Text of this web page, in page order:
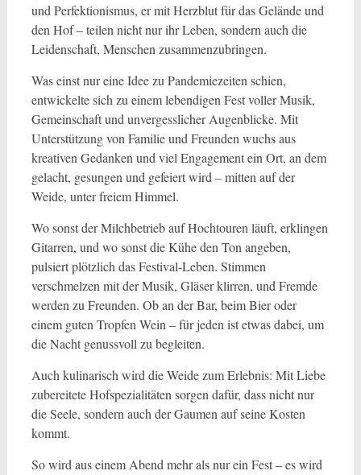
und Perfektionismus, er mit Herzblut für das Gelände und
den Hof – teilen nicht nur ihr Leben, sondern auch die
Leidenschaft, Menschen zusammenzubringen.
Was einst nur eine Idee zu Pandemiezeiten schien,
entwickelte sich zu einem lebendigen Fest voller Musik,
Gemeinschaft und unvergesslicher Augenblicke. Mit
Unterstützung von Familie und Freunden wuchs aus
kreativen Gedanken und viel Engagement ein Ort, an dem
gelacht, gesungen und gefeiert wird – mitten auf der
Weide, unter freiem Himmel.
Wo sonst der Milchbetrieb auf Hochtouren läuft, erklingen
Gitarren, und wo sonst die Kühe den Ton angeben,
pulsiert plötzlich das Festival-Leben. Stimmen
verschmelzen mit der Musik, Gläser klirren, und Fremde
werden zu Freunden. Ob an der Bar, beim Bier oder
einem guten Tropfen Wein – für jeden ist etwas dabei, um
die Nacht genussvoll zu begleiten.
Auch kulinarisch wird die Weide zum Erlebnis: Mit Liebe
zubereitete Hofspezialitäten sorgen dafür, dass nicht nur
die Seele, sondern auch der Gaumen auf seine Kosten
kommt.
So wird aus einem Abend mehr als nur ein Fest – es wird